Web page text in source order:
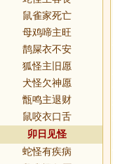
鼠雀家死亡
母鸡啼主旺
鹊屎衣不安
狐怪主旧愿
犬怪欠神愿
甑鸣主退财
鼠咬衣口舌
卯日见怪
蛇怪有疾病